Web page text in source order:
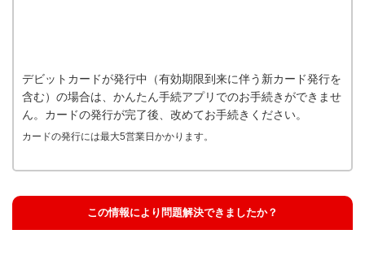
デビットカードが発行中（有効期限到来に伴う新カード発行を
含む）の場合は、かんたん手続アプリでのお手続きができませ
ん。カードの発行が完了後、改めてお手続きください。
カードの発行には最大5営業日かかります。
この情報により問題解決できましたか？